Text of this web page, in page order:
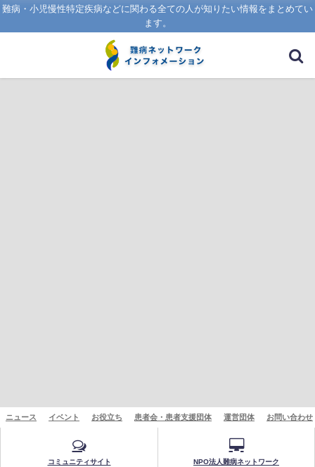
難病・小児慢性特定疾病などに関わる全ての人が知りたい情報をまとめてい
ます。
ニュース イベント お役立ち 患者会・患者支援団体 運営団体 お問い合わせ
コミュニティサイト NPO法人難病ネットワーク